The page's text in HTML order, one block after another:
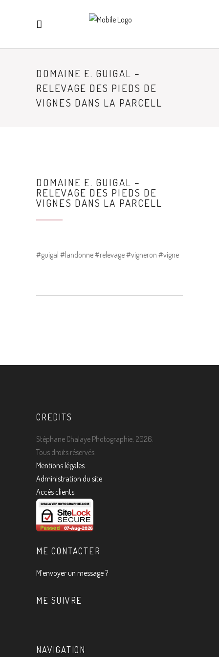
DOMAINE E. GUIGAL –
RELEVAGE DES PIEDS DE
VIGNES DANS LA PARCELL
DOMAINE E. GUIGAL –
RELEVAGE DES PIEDS DE
VIGNES DANS LA PARCELL
#guigal #landonne #relevage #vigneron #vigne
CREDITS
Stéphane Chalaye Photographie, 2026.
Tous droits réservés.
Mentions légales
Administration du site
Accès clients
ME CONTACTER
M’envoyer un message ?
ME SUIVRE
NAVIGATION